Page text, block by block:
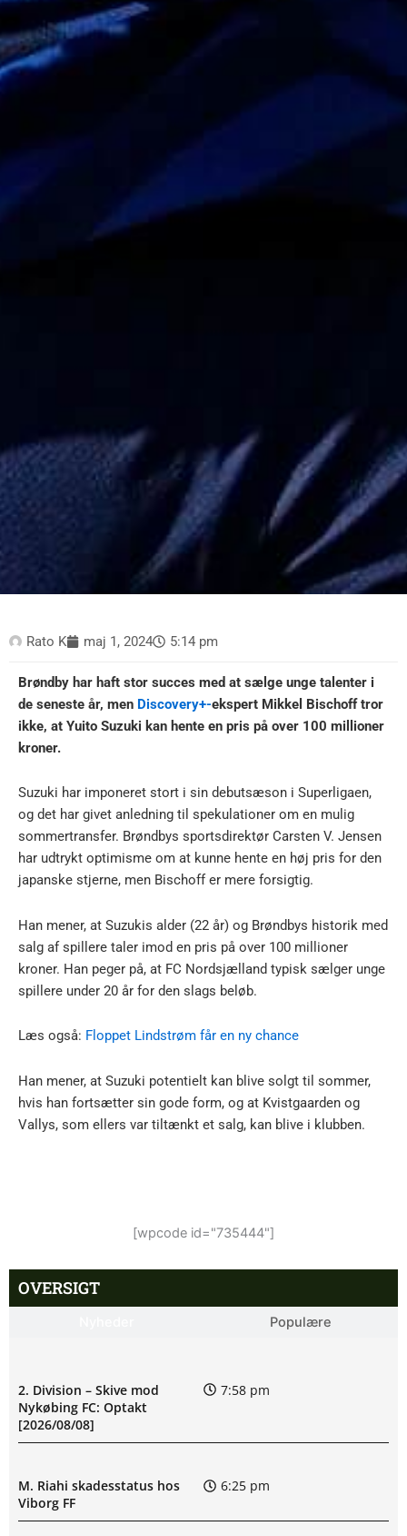
Rato K maj 1, 2024 5:14 pm
Brøndby har haft stor succes med at sælge unge talenter i
de seneste år, men Discovery+-ekspert Mikkel Bischoff tror
ikke, at Yuito Suzuki kan hente en pris på over 100 millioner
kroner.
Suzuki har imponeret stort i sin debutsæson i Superligaen,
og det har givet anledning til spekulationer om en mulig
sommertransfer. Brøndbys sportsdirektør Carsten V. Jensen
har udtrykt optimisme om at kunne hente en høj pris for den
japanske stjerne, men Bischoff er mere forsigtig.
Han mener, at Suzukis alder (22 år) og Brøndbys historik med
salg af spillere taler imod en pris på over 100 millioner
kroner. Han peger på, at FC Nordsjælland typisk sælger unge
spillere under 20 år for den slags beløb.
Læs også: Floppet Lindstrøm får en ny chance
Han mener, at Suzuki potentielt kan blive solgt til sommer,
hvis han fortsætter sin gode form, og at Kvistgaarden og
Vallys, som ellers var tiltænkt et salg, kan blive i klubben.
[wpcode id="735444"]
OVERSIGT
Populære
2. Division – Skive mod
Nykøbing FC: Optakt
[2026/08/08]
7:58 pm
M. Riahi skadesstatus hos
Viborg FF
6:25 pm